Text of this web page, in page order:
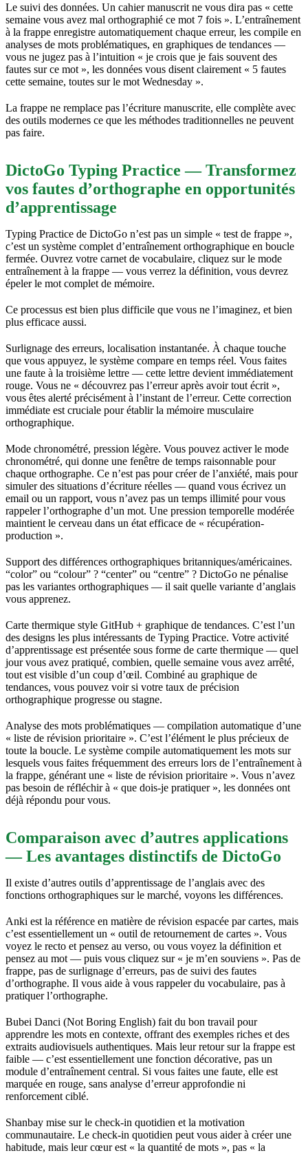
Le suivi des données. Un cahier manuscrit ne vous dira pas « cette
semaine vous avez mal orthographié ce mot 7 fois ». L’entraînement
à la frappe enregistre automatiquement chaque erreur, les compile en
analyses de mots problématiques, en graphiques de tendances —
vous ne jugez pas à l’intuition « je crois que je fais souvent des
fautes sur ce mot », les données vous disent clairement « 5 fautes
cette semaine, toutes sur le mot Wednesday ».
La frappe ne remplace pas l’écriture manuscrite, elle complète avec
des outils modernes ce que les méthodes traditionnelles ne peuvent
pas faire.
DictoGo Typing Practice — Transformez
vos fautes d’orthographe en opportunités
d’apprentissage
Typing Practice de DictoGo n’est pas un simple « test de frappe »,
c’est un système complet d’entraînement orthographique en boucle
fermée. Ouvrez votre carnet de vocabulaire, cliquez sur le mode
entraînement à la frappe — vous verrez la définition, vous devrez
épeler le mot complet de mémoire.
Ce processus est bien plus difficile que vous ne l’imaginez, et bien
plus efficace aussi.
Surlignage des erreurs, localisation instantanée. À chaque touche
que vous appuyez, le système compare en temps réel. Vous faites
une faute à la troisième lettre — cette lettre devient immédiatement
rouge. Vous ne « découvrez pas l’erreur après avoir tout écrit »,
vous êtes alerté précisément à l’instant de l’erreur. Cette correction
immédiate est cruciale pour établir la mémoire musculaire
orthographique.
Mode chronométré, pression légère. Vous pouvez activer le mode
chronométré, qui donne une fenêtre de temps raisonnable pour
chaque orthographe. Ce n’est pas pour créer de l’anxiété, mais pour
simuler des situations d’écriture réelles — quand vous écrivez un
email ou un rapport, vous n’avez pas un temps illimité pour vous
rappeler l’orthographe d’un mot. Une pression temporelle modérée
maintient le cerveau dans un état efficace de « récupération-
production ».
Support des différences orthographiques britanniques/américaines.
“color” ou “colour” ? “center” ou “centre” ? DictoGo ne pénalise
pas les variantes orthographiques — il sait quelle variante d’anglais
vous apprenez.
Carte thermique style GitHub + graphique de tendances. C’est l’un
des designs les plus intéressants de Typing Practice. Votre activité
d’apprentissage est présentée sous forme de carte thermique — quel
jour vous avez pratiqué, combien, quelle semaine vous avez arrêté,
tout est visible d’un coup d’œil. Combiné au graphique de
tendances, vous pouvez voir si votre taux de précision
orthographique progresse ou stagne.
Analyse des mots problématiques — compilation automatique d’une
« liste de révision prioritaire ». C’est l’élément le plus précieux de
toute la boucle. Le système compile automatiquement les mots sur
lesquels vous faites fréquemment des erreurs lors de l’entraînement à
la frappe, générant une « liste de révision prioritaire ». Vous n’avez
pas besoin de réfléchir à « que dois-je pratiquer », les données ont
déjà répondu pour vous.
Comparaison avec d’autres applications
— Les avantages distinctifs de DictoGo
Il existe d’autres outils d’apprentissage de l’anglais avec des
fonctions orthographiques sur le marché, voyons les différences.
Anki est la référence en matière de révision espacée par cartes, mais
c’est essentiellement un « outil de retournement de cartes ». Vous
voyez le recto et pensez au verso, ou vous voyez la définition et
pensez au mot — puis vous cliquez sur « je m’en souviens ». Pas de
frappe, pas de surlignage d’erreurs, pas de suivi des fautes
d’orthographe. Il vous aide à vous rappeler du vocabulaire, pas à
pratiquer l’orthographe.
Bubei Danci (Not Boring English) fait du bon travail pour
apprendre les mots en contexte, offrant des exemples riches et des
extraits audiovisuels authentiques. Mais leur retour sur la frappe est
faible — c’est essentiellement une fonction décorative, pas un
module d’entraînement central. Si vous faites une faute, elle est
marquée en rouge, sans analyse d’erreur approfondie ni
renforcement ciblé.
Shanbay mise sur le check-in quotidien et la motivation
communautaire. Le check-in quotidien peut vous aider à créer une
habitude, mais leur cœur est « la quantité de mots », pas « la